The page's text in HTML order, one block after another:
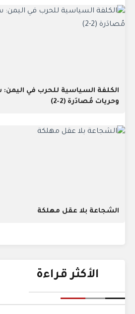
الكلفة السياسية للحرب في اليمن:
وحريات مُصادَرة (2-2)
الشجاعة بلا عقل مهلكة
الأكثر قراءة